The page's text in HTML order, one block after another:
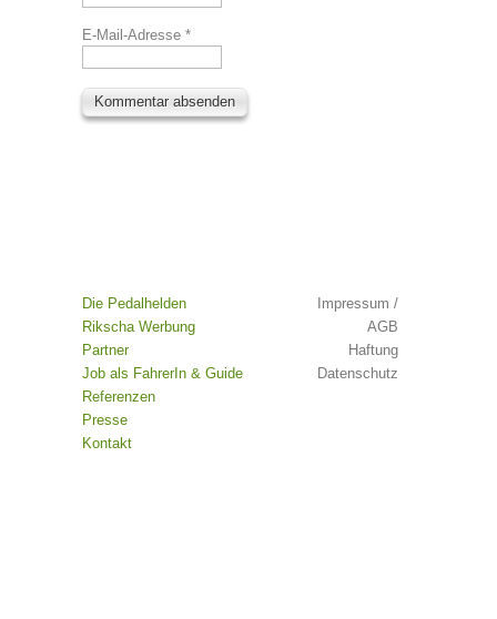
E-Mail-Adresse *
Die Pedalhelden
Rikscha Werbung
Partner
Job als FahrerIn & Guide
Referenzen
Presse
Kontakt
Impressum /
AGB
Haftung
Datenschutz